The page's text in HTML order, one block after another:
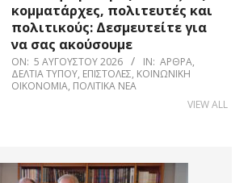
κομματάρχες, πολιτευτές και
πολιτικούς: Δεσμευτείτε για
να σας ακούσουμε
ON: 5 ΑΥΓΟΎΣΤΟΥ 2026 IN: ΆΡΘΡΑ,
ΔΕΛΤΊΑ ΤΎΠΟΥ, ΕΠΙΣΤΟΛΈΣ, ΚΟΙΝΩΝΙΚΉ
ΟΙΚΟΝΟΜΊΑ, ΠΟΛΙΤΙΚΆ ΝΈΑ
VIEW ALL